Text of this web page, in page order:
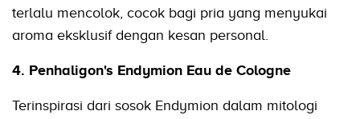
terlalu mencolok, cocok bagi pria yang menyukai
aroma eksklusif dengan kesan personal.
4. Penhaligon's Endymion Eau de Cologne
Terinspirasi dari sosok Endymion dalam mitologi